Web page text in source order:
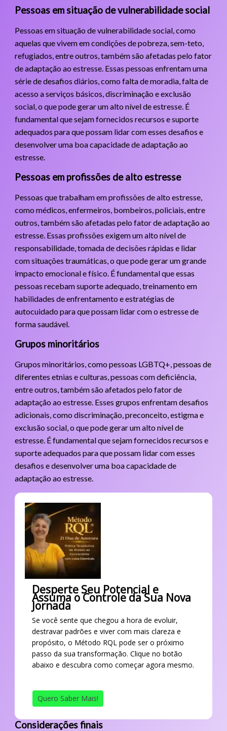
Pessoas em situação de vulnerabilidade social
Pessoas em situação de vulnerabilidade social, como
aquelas que vivem em condições de pobreza, sem-teto,
refugiados, entre outros, também são afetadas pelo fator
de adaptação ao estresse. Essas pessoas enfrentam uma
série de desafios diários, como falta de moradia, falta de
acesso a serviços básicos, discriminação e exclusão
social, o que pode gerar um alto nível de estresse. É
fundamental que sejam fornecidos recursos e suporte
adequados para que possam lidar com esses desafios e
desenvolver uma boa capacidade de adaptação ao
estresse.
Pessoas em profissões de alto estresse
Pessoas que trabalham em profissões de alto estresse,
como médicos, enfermeiros, bombeiros, policiais, entre
outros, também são afetadas pelo fator de adaptação ao
estresse. Essas profissões exigem um alto nível de
responsabilidade, tomada de decisões rápidas e lidar
com situações traumáticas, o que pode gerar um grande
impacto emocional e físico. É fundamental que essas
pessoas recebam suporte adequado, treinamento em
habilidades de enfrentamento e estratégias de
autocuidado para que possam lidar com o estresse de
forma saudável.
Grupos minoritários
Grupos minoritários, como pessoas LGBTQ+, pessoas de
diferentes etnias e culturas, pessoas com deficiência,
entre outros, também são afetados pelo fator de
adaptação ao estresse. Esses grupos enfrentam desafios
adicionais, como discriminação, preconceito, estigma e
exclusão social, o que pode gerar um alto nível de
estresse. É fundamental que sejam fornecidos recursos e
suporte adequados para que possam lidar com esses
desafios e desenvolver uma boa capacidade de
adaptação ao estresse.
Desperte Seu Potencial e
Assuma o Controle da Sua Nova
Jornada
Se você sente que chegou a hora de evoluir,
destravar padrões e viver com mais clareza e
propósito, o Método RQL pode ser o próximo
passo da sua transformação. Clique no botão
abaixo e descubra como começar agora mesmo.
Quero Saber Mais!
Considerações finais